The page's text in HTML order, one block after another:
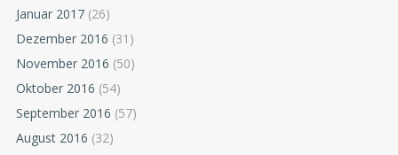
Januar 2017 (26)
Dezember 2016 (31)
November 2016 (50)
Oktober 2016 (54)
September 2016 (57)
August 2016 (32)